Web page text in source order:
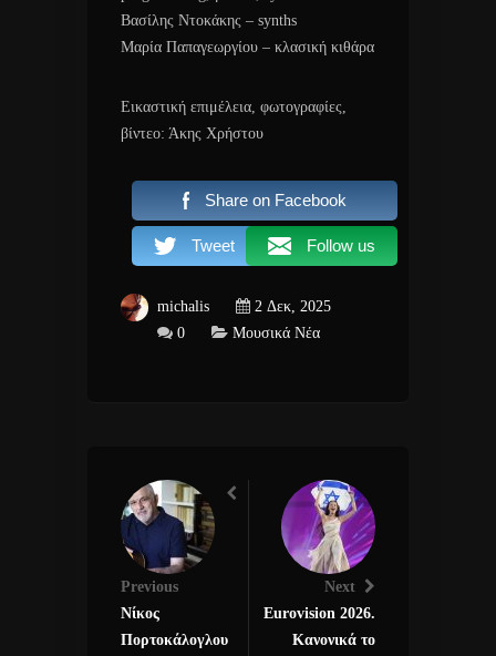
Βασίλης Ντοκάκης – synths
Μαρία Παπαγεωργίου – κλασική κιθάρα
Εικαστική επιμέλεια, φωτογραφίες,
βίντεο: Άκης Χρήστου
Share on Facebook
Tweet Follow us
michalis
2 Δεκ, 2025
0
Μουσικά Νέα
Previous
Νίκος
Πορτοκάλογλου
Next
Eurovision 2026.
Κανονικά το